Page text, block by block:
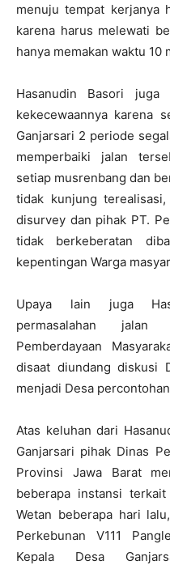
menuju tempat kerjanya
karena harus melewati
hanya memakan waktu 10
Hasanudin Basori juga
kekecewaannya karena
Ganjarsari 2 periode
memperbaiki jalan
setiap musrenbang dan
tidak kunjung
disurvey dan pihak PT.
tidak berkeberatan
kepentingan Warga
Upaya lain juga
permasalahan
Pemberdayaan
disaat diundang diskusi
menjadi Desa
Atas keluhan dari
Ganjarsari pihak Dinas
Provinsi Jawa Barat
beberapa instansi
Wetan beberapa hari
Perkebunan V111
Kepala Desa